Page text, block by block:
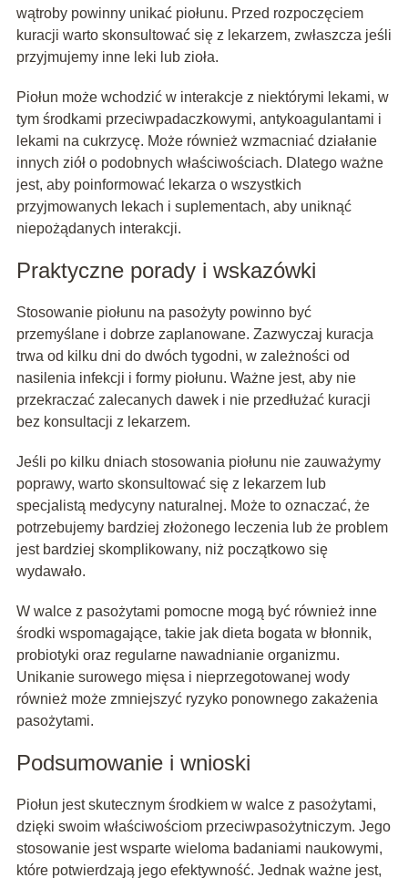
wątroby powinny unikać piołunu. Przed rozpoczęciem
kuracji warto skonsultować się z lekarzem, zwłaszcza jeśli
przyjmujemy inne leki lub zioła.
Piołun może wchodzić w interakcje z niektórymi lekami, w
tym środkami przeciwpadaczkowymi, antykoagulantami i
lekami na cukrzycę. Może również wzmacniać działanie
innych ziół o podobnych właściwościach. Dlatego ważne
jest, aby poinformować lekarza o wszystkich
przyjmowanych lekach i suplementach, aby uniknąć
niepożądanych interakcji.
Praktyczne porady i wskazówki
Stosowanie piołunu na pasożyty powinno być
przemyślane i dobrze zaplanowane. Zazwyczaj kuracja
trwa od kilku dni do dwóch tygodni, w zależności od
nasilenia infekcji i formy piołunu. Ważne jest, aby nie
przekraczać zalecanych dawek i nie przedłużać kuracji
bez konsultacji z lekarzem.
Jeśli po kilku dniach stosowania piołunu nie zauważymy
poprawy, warto skonsultować się z lekarzem lub
specjalistą medycyny naturalnej. Może to oznaczać, że
potrzebujemy bardziej złożonego leczenia lub że problem
jest bardziej skomplikowany, niż początkowo się
wydawało.
W walce z pasożytami pomocne mogą być również inne
środki wspomagające, takie jak dieta bogata w błonnik,
probiotyki oraz regularne nawadnianie organizmu.
Unikanie surowego mięsa i nieprzegotowanej wody
również może zmniejszyć ryzyko ponownego zakażenia
pasożytami.
Podsumowanie i wnioski
Piołun jest skutecznym środkiem w walce z pasożytami,
dzięki swoim właściwościom przeciwpasożytniczym. Jego
stosowanie jest wsparte wieloma badaniami naukowymi,
które potwierdzają jego efektywność. Jednak ważne jest,